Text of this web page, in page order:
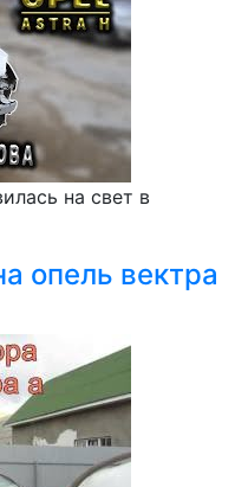
на свет в
опель вектра